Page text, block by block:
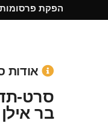
הפקת פרסומות
אודות
סרט-
בר אילן